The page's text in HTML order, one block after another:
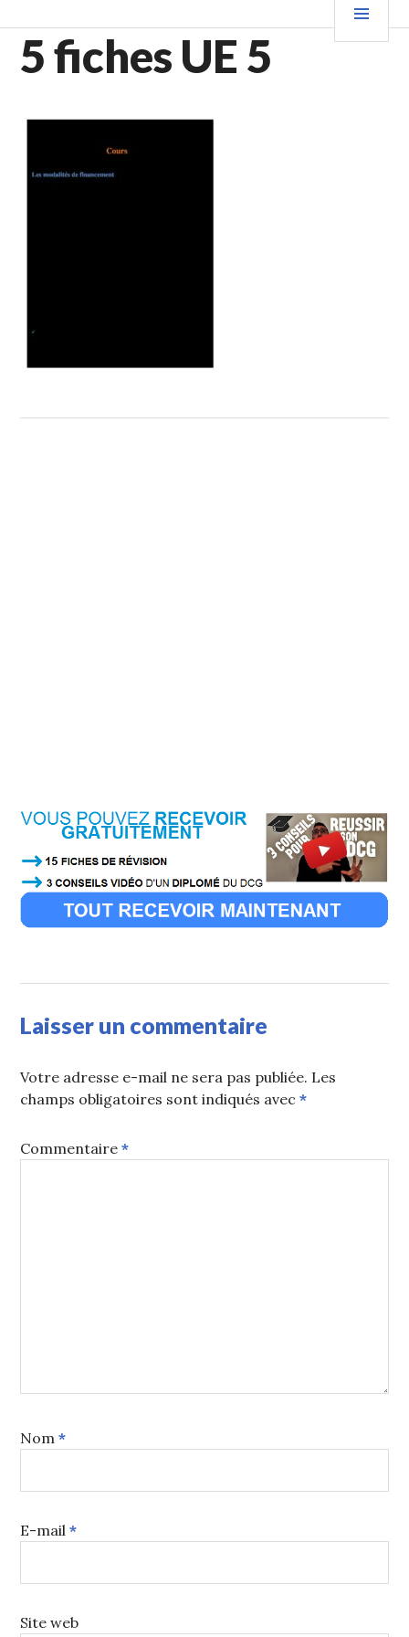
au
contenu
principal
5 fiches UE 5
Laisser un commentaire
Votre adresse e-mail ne sera pas publiée. Les
champs obligatoires sont indiqués avec*
Commentaire*
Nom*
E-mail*
Site web